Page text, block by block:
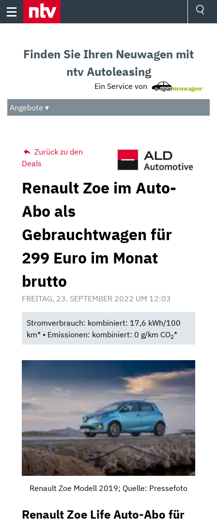
Skip
Audio
Das Beste
Finden Sie Ihren Neuwagen mit
ntv Autoleasing
Ein Service von
Angebote ▾
Zurück zu den
Deals
Renault Zoe im Auto-
Abo als
Gebrauchtwagen für
299 Euro im Monat
brutto
FREITAG, 23. SEPTEMBER 2022 UM 12:03
Stromverbrauch: kombiniert: 17,6 kWh/100
km* • Emissionen: kombiniert: 0 g/km CO2*
Renault Zoe Modell 2019; Quelle: Pressefoto
Renault Zoe Life Auto-Abo für